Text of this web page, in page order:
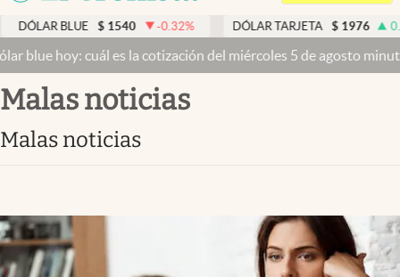
México
Economía y Política
Finanzas y Mercados
Mercados Online
Apertura
Infotechnology
BLUE $ 1540 -0.32% DÓLAR TARJETA $ 1976 0.33
hoy: cuál es la cotización del miércoles 5 de agosto minuto
malas noticias
malas noticias